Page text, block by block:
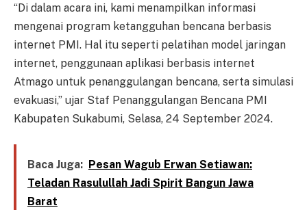
“Di dalam acara ini, kami menampilkan informasi
mengenai program ketangguhan bencana berbasis
internet PMI. Hal itu seperti pelatihan model jaringan
internet, penggunaan aplikasi berbasis internet
Atmago untuk penanggulangan bencana, serta simulasi
evakuasi,” ujar Staf Penanggulangan Bencana PMI
Kabupaten Sukabumi, Selasa, 24 September 2024.
Baca Juga: Pesan Wagub Erwan Setiawan:
Teladan Rasulullah Jadi Spirit Bangun Jawa
Barat